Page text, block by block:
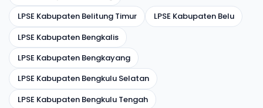
LPSE Kabupaten Belitung Timur
LPSE Kabupaten Belu
LPSE Kabupaten Bengkalis
LPSE Kabupaten Bengkayang
LPSE Kabupaten Bengkulu Selatan
LPSE Kabupaten Bengkulu Tengah